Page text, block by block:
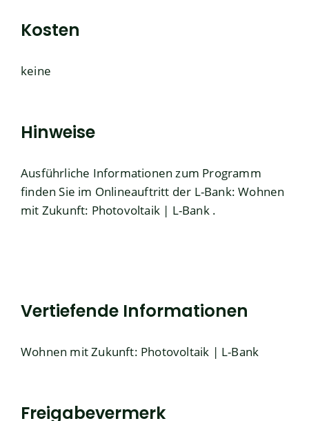
Kosten
keine
Hinweise
Ausführliche Informationen zum Programm
finden Sie im Onlineauftritt der L-Bank:Wohnen
mit Zukunft: Photovoltaik | L-Bank .
Vertiefende Informationen
Wohnen mit Zukunft: Photovoltaik | L-Bank
Freigabevermerk